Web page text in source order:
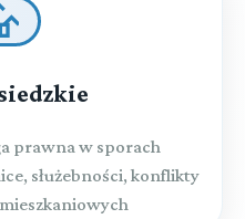
prawna w sporach
służebności, konflikty